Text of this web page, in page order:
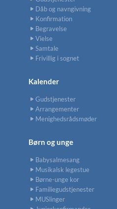
Dåb og navngivning
Konfirmation
Begravelse
Vielse
Samtale
Frivillig i sognet
Kalender
Gudstjenester
Arrangementer
Menighedsrådsmøder
Børn og unge
Babysalmesang
Musikalsk legestue
Børne-unge kor
Familiegudstjenester
MUSlinger